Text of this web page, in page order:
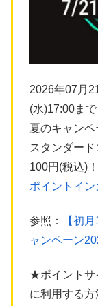
2026年07月
(水)17:00ま
夏のキャンペ
スタンダー
100円(税込)！
ポイントイン
参照：
【初
ャンペーン
★ポイントサ
に利用する